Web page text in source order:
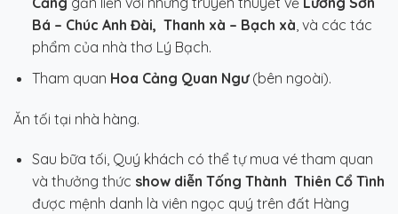
Bá – Chúc Anh Đài, Thanh xà – Bạch xà, và các tác
phẩm của nhà thơ Lý Bạch.
Tham quan Hoa Cảng Quan Ngư(bên ngoài).
Ăn tối tại nhà hàng.
Sau bữa tối, Quý khách có thể tự mua vé tham quan
và thưởng thức show diễn Tống Thành Thiên Cổ Tình
được mệnh danh là viên ngọc quý trên đất Hàng